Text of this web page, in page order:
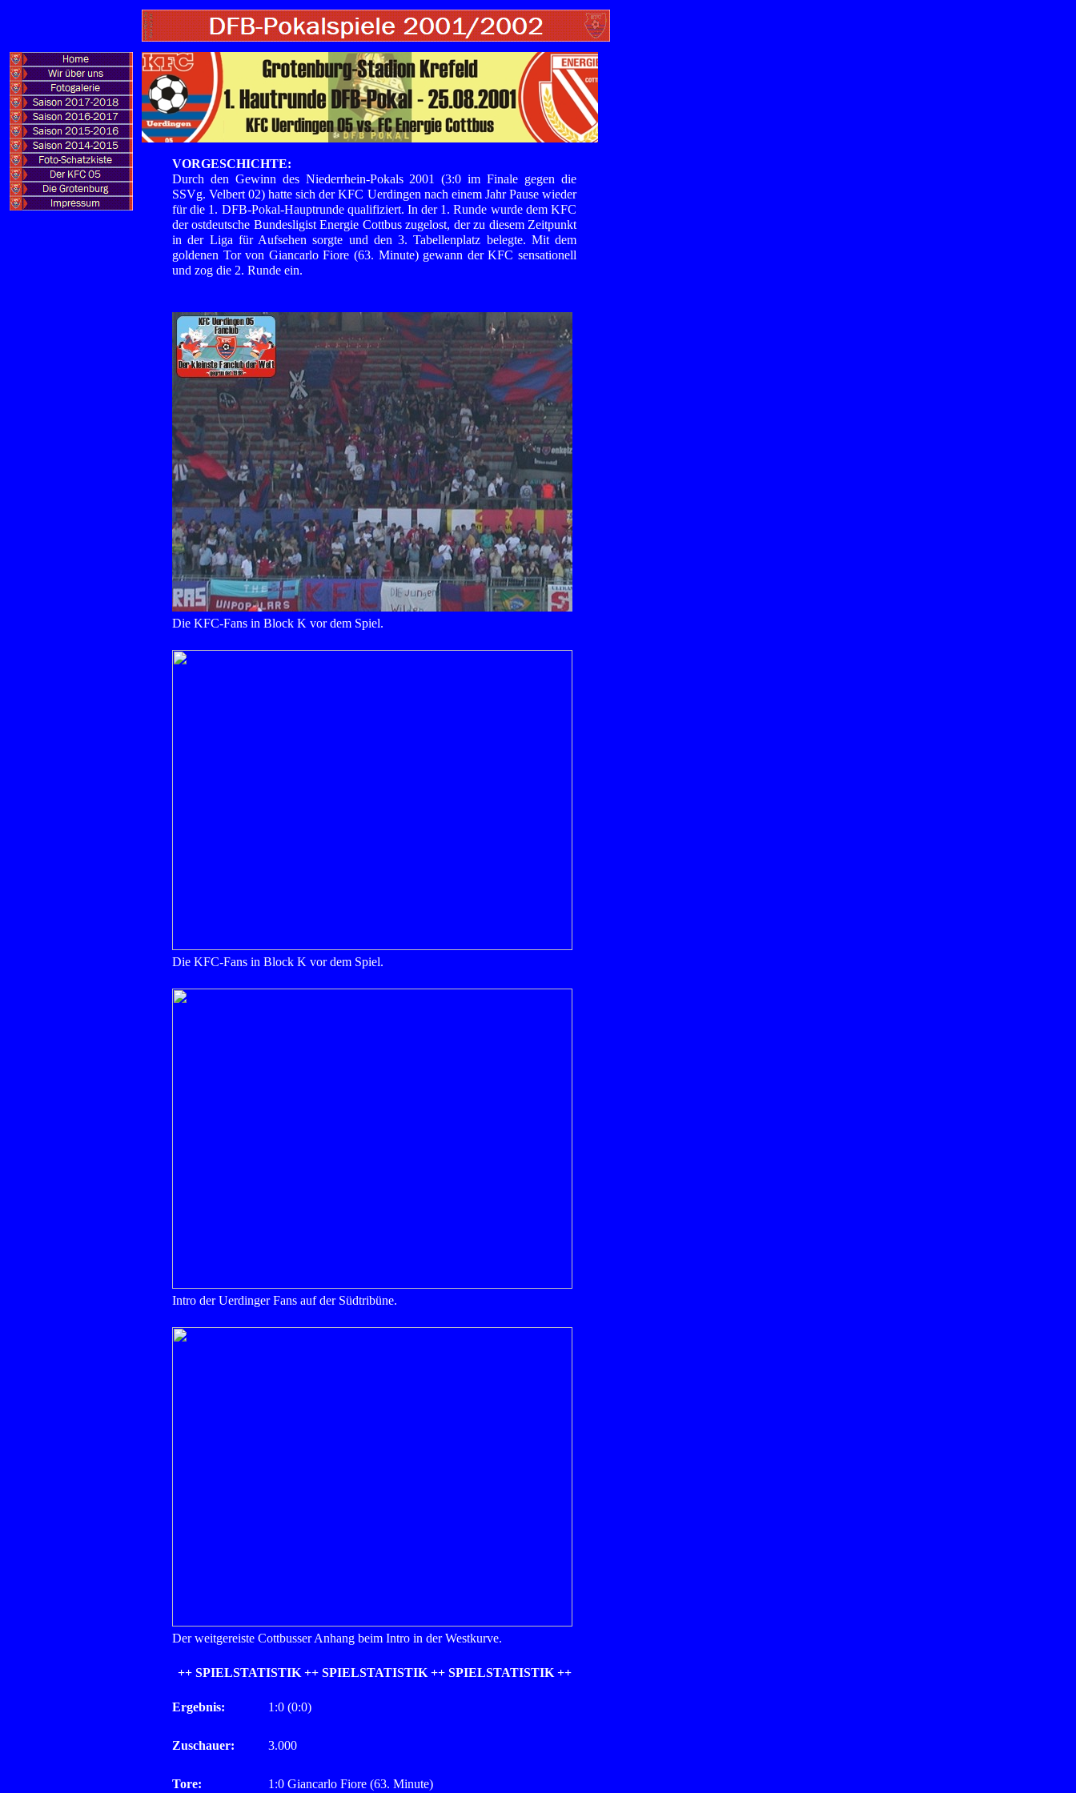
VORGESCHICHTE:
Durch den Gewinn des Niederrhein-Pokals 2001 (3:0 im Finale gegen die
SSVg. Velbert 02) hatte sich der KFC Uerdingen nach einem Jahr Pause wieder
für die 1. DFB-Pokal-Hauptrunde qualifiziert. In der 1. Runde wurde dem KFC
der ostdeutsche Bundesligist Energie Cottbus zugelost, der zu diesem Zeitpunkt
in der Liga für Aufsehen sorgte und den 3. Tabellenplatz belegte. Mit dem
goldenen Tor von Giancarlo Fiore (63. Minute) gewann der KFC sensationell
und zog die 2. Runde ein.
Die KFC-Fans in Block K vor dem Spiel.
Die KFC-Fans in Block K vor dem Spiel.
Intro der Uerdinger Fans auf der Südtribüne.
Der weitgereiste Cottbusser Anhang beim Intro in der Westkurve.
++ SPIELSTATISTIK ++ SPIELSTATISTIK ++ SPIELSTATISTIK ++
Ergebnis: 1:0 (0:0)
Zuschauer: 3.000
Tore: 1:0 Giancarlo Fiore (63. Minute)